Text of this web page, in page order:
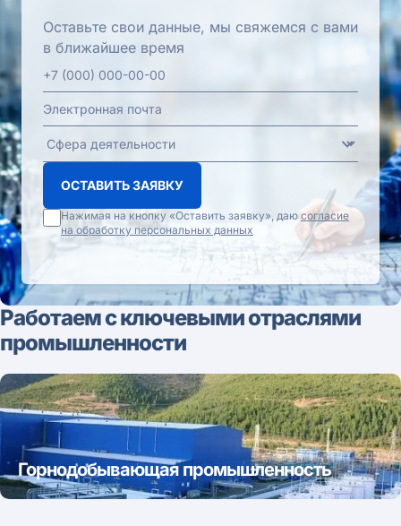
Оставьте свои данные, мы свяжемся с вами
в ближайшее время
ОСТАВИТЬ ЗАЯВКУ
Нажимая на кнопку «Оставить заявку», даю согласие
на обработку персональных данных
Работаем с ключевыми отраслями
промышленности
Горнодобывающая промышленность